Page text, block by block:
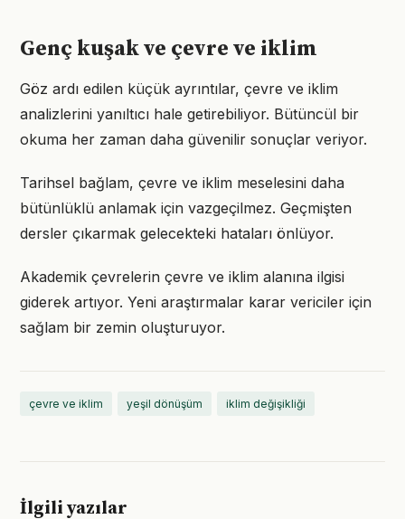
Genç kuşak ve çevre ve iklim
Göz ardı edilen küçük ayrıntılar, çevre ve iklim
analizlerini yanıltıcı hale getirebiliyor. Bütüncül bir
okuma her zaman daha güvenilir sonuçlar veriyor.
Tarihsel bağlam, çevre ve iklim meselesini daha
bütünlüklü anlamak için vazgeçilmez. Geçmişten
dersler çıkarmak gelecekteki hataları önlüyor.
Akademik çevrelerin çevre ve iklim alanına ilgisi
giderek artıyor. Yeni araştırmalar karar vericiler için
sağlam bir zemin oluşturuyor.
çevre ve iklim yeşil dönüşüm iklim değişikliği
İlgili yazılar